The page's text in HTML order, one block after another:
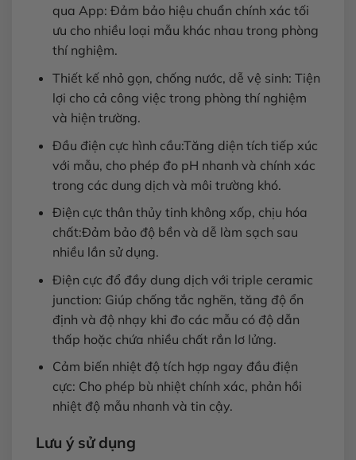
qua App: Đảm bảo hiệu chuẩn chính xác tối
ưu cho nhiều loại mẫu khác nhau trong phòng
thí nghiệm.
Thiết kế nhỏ gọn, chống nước, dễ vệ sinh: Tiện
lợi cho cả công việc trong phòng thí nghiệm
và hiện trường.
Đầu điện cực hình cầu:Tăng diện tích tiếp xúc
với mẫu, cho phép đo pH nhanh và chính xác
trong các dung dịch và môi trường khó.
Điện cực thân thủy tinh không xốp, chịu hóa
chất:Đảm bảo độ bền và dễ làm sạch sau
nhiều lần sử dụng.
Điện cực đổ đầy dung dịch với triple ceramic
junction: Giúp chống tắc nghẽn, tăng độ ổn
định và độ nhạy khi đo các mẫu có độ dẫn
thấp hoặc chứa nhiều chất rắn lơ lửng.
Cảm biến nhiệt độ tích hợp ngay đầu điện
cực: Cho phép bù nhiệt chính xác, phản hồi
nhiệt độ mẫu nhanh và tin cậy.
Lưu ý sử dụng